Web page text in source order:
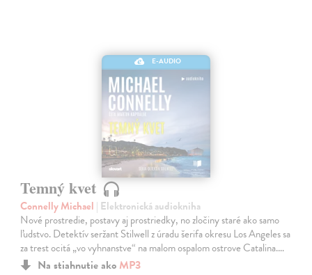
E-AUDIO
Temný kvet
Connelly Michael | Elektronická audiokniha
Nové prostredie, postavy aj prostriedky, no zločiny staré ako samo
ľudstvo. Detektív seržant Stilwell z úradu šerifa okresu Los Angeles sa
za trest ocitá „vo vyhnanstve“ na malom ospalom ostrove Catalina.…
Na stiahnutie ako MP3